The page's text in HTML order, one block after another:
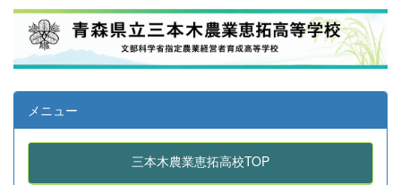
メニュー
三本木農業恵拓高校TOP